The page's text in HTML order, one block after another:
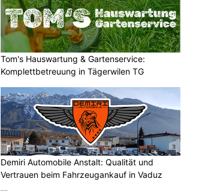
Tom's Hauswartung & Gartenservice:
Komplettbetreuung in Tägerwilen TG
Demiri Automobile Anstalt: Qualität und
Vertrauen beim Fahrzeugankauf in Vaduz